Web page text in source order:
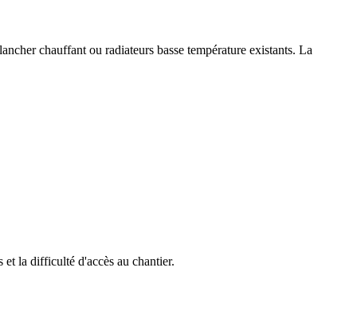
chauffant ou radiateurs basse température existants. La
et la difficulté d'accès au chantier.